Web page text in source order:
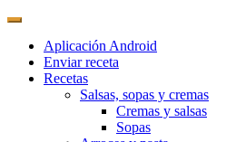
Aplicación Android
Enviar receta
Recetas
Salsas, sopas y cremas
Cremas y salsas
Sopas